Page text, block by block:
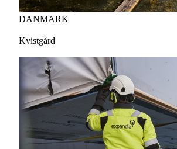
DANMARK
Kvistgård